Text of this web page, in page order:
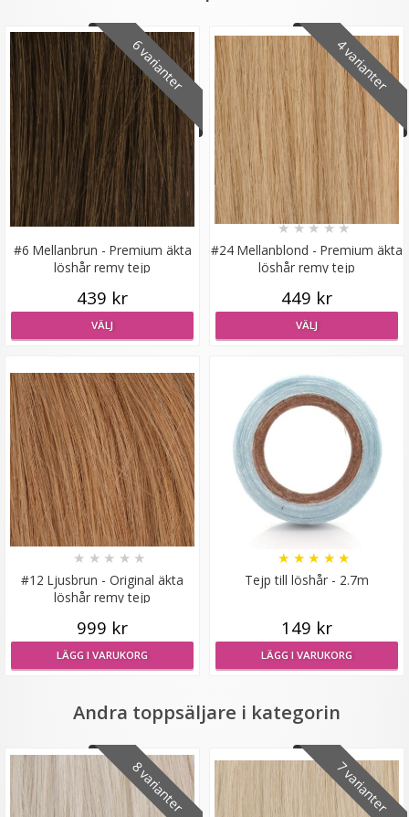
#24 Mellanblond - Original äkta löshår remy microringar
loop
★★ ★★
Syntetiskt löshår Gloriatråd lockigt - Mörkblond #16/68
★★ ★
LÄGG I VARUKORG
6 varianter
#6 Mellanbrun - Premium äkta
löshår remy tejp
439 kr
VÄLJ
4 varianter
#24 Mellanblond - Premium äkta
löshår remy tejp
★★★★★
449 kr
VÄLJ
#12 Ljusbrun - Original äkta
löshår remy tejp
★ ★ ★ ★ ★
999 kr
LÄGG I VARUKORG
Tejp till löshår - 2.7m
★ ★ ★ ★ ★
149 kr
LÄGG I VARUKORG
Andra toppsäljare i kategorin
8 varianter 7 varianter